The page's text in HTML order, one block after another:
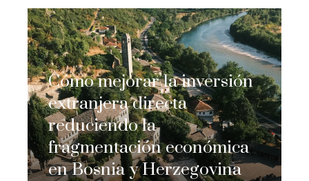
Cómo mejorar la inversión
extranjera directa
reduciendo la
fragmentación económica
en Bosnia y Herzegovina